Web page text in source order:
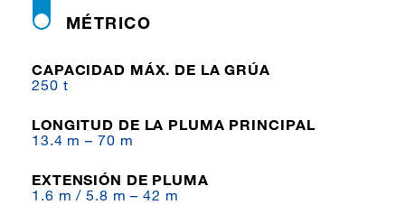
MÉTRICO
CAPACIDAD MÁX. DE LA GRÚA
250 t
LONGITUD DE LA PLUMA PRINCIPAL
13.4 m – 70 m
EXTENSIÓN DE PLUMA
1.6 m / 5.8 m – 42 m